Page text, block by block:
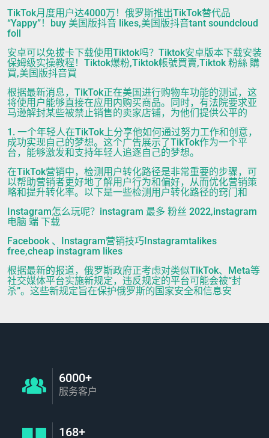
TikTok月度用户达4000万！俄罗斯推出TikTok替代品
“Yappy”！buy 美国版抖音 likes,美国版抖音tant soundcloud
foll
安卓可以免拔卡下载使用Tiktok吗？Tiktok安卓版本下载安装
保姆级实操教程！Tiktok爆粉,Tiktok帳號買賣,Tiktok 粉絲 購
買,美国版抖音買
根据最新消息，TikTok正在美国进行购物车功能的测试，这
将使用户能够直接在应用内购买商品。同时，有法院要求亚
马逊解封某些被禁止销售的卖家店铺，为他们提供公平的
1. 一个年轻人在TikTok上分享他如何通过努力工作和创意，
成功实现自己的梦想。这个广告展示了TikTok作为一个平
台，能够激发和支持年轻人追逐自己的梦想。
在TikTok营销中，检测用户转化路径是非常重要的步骤，可
以帮助营销者更好地了解用户行为和偏好，从而优化营销策
略和提升转化率。以下是一些检测用户转化路径的窍门和
Instagram怎么玩呢？instagram 最多 粉丝 2022,instagram
电脑 端 下载
Facebook 、Instagram营销技巧Instagramtalikes
free,cheap instagram likes
根据最新的报道，俄罗斯政府正考虑对类似TikTok、Meta等
社交媒体平台实施新规定，违反规定的平台可能会被“封
杀”。这些新规定旨在保护俄罗斯的国家安全和信息安
6000+
服务客户
168+